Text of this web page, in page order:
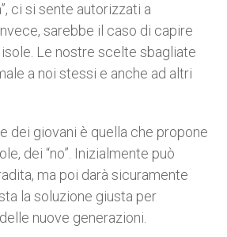
ci si sente autorizzati a
sarebbe il caso di capire
Le nostre scelte sbagliate
a noi stessi e anche ad altri
dei giovani è quella che propone
dei “no”. Inizialmente può
ma poi darà sicuramente
la soluzione giusta per
nuove generazioni.